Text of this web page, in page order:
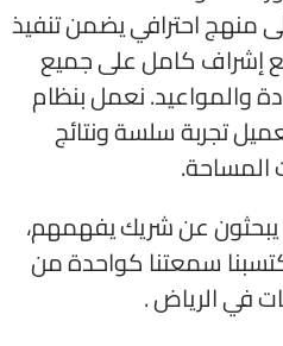
منهج احترافي يضمن تنفيذ
إشراف كامل على جميع
والمواعيد. نعمل بنظام
تجربة سلسة ونتائج
يبحثون عن شريك يفهمهم،
سمعتنا كواحدة من
في الرياض .